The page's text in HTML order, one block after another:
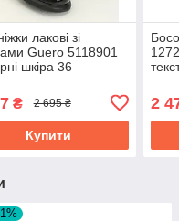
лакові зі
Guero 5118901
шкіра 36
₴ 2 695 ₴
Купити
2